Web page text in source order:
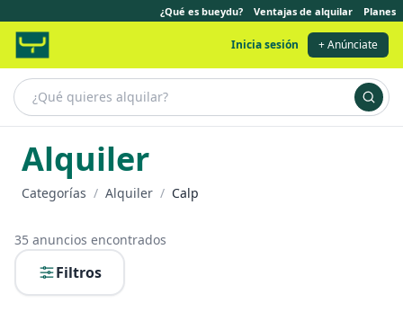
¿Qué es bueydu? Ventajas de alquilar Planes
Inicia sesión + Anúnciate
Alquiler
Categorías / Alquiler / Calp
35 anuncios encontrados
Filtros